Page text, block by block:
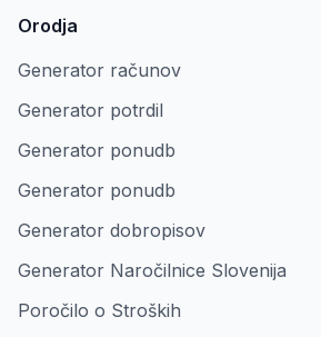
Orodja
Generator računov
Generator potrdil
Generator ponudb
Generator ponudb
Generator dobropisov
Generator Naročilnice Slovenija
Poročilo o Stroških